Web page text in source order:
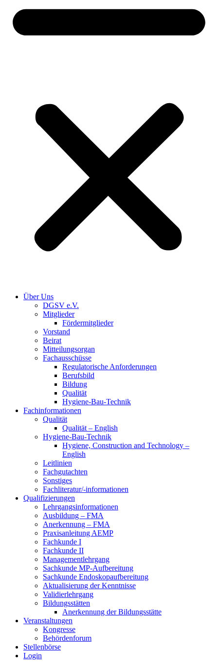
Über Uns
DGSV e.V.
Mitglieder
Fördermitglieder
Vorstand
Beirat
Mitteilungsorgan
Fachausschüsse
Regulatorische Anforderungen
Berufsbild
Bildung
Qualität
Hygiene-Bau-Technik
Fachinformationen
Qualität
Qualität – English
Hygiene-Bau-Technik
Hygiene, Construction and Technology –
English
Leitlinien
Fachgutachten
Sonstiges
Fachliteratur/-informationen
Qualifizierungen
Lehrgangsinformationen
Ausbildung – FMA
Anerkennung – FMA
Praxisanleitung AEMP
Fachkunde I
Fachkunde II
Managementlehrgang
Sachkunde MP-Aufbereitung
Sachkunde Endoskopaufbereitung
Aktualisierung der Kenntnisse
Validierlehrgang
Bildungsstätten
Anerkennung der Bildungsstätte
Veranstaltungen
Kongresse
Behördenforum
Stellenbörse
Login